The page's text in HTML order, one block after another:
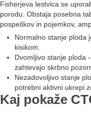
Fisherjeva lestvica se
porodu. Obstaja posebna
pospeškov in pojemkov,
Normalno stanje ploda
kisikom.
Dvomljivo stanje ploda
zahtevajo skrbno
Nezadovoljivo stanje
potrebni aktivni ukrepi
Kaj pokaže